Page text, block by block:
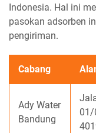
Indonesia. Hal ini
pasokan adsorben
pengiriman.
Cabang
Ady Water
Bandung
01/